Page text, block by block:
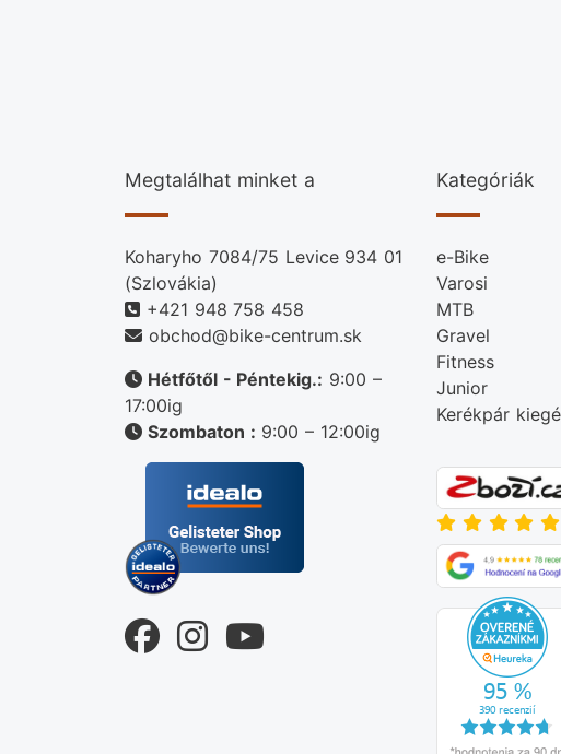
Megtalálhat minket a
Koharyho 7084/75 Levice 934 01
(Szlovákia)
+421 948 758 458
obchod@bike-centrum.sk
Hétfőtől - Péntekig.: 9:00 –
17:00ig
Szombaton : 9:00 – 12:00ig
Kategóriák
e-Bike
Varosi
MTB
Gravel
Fitness
Junior
Kerékpár